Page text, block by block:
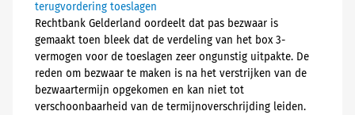
terugvordering toeslagen
Rechtbank Gelderland oordeelt dat pas bezwaar is
gemaakt toen bleek dat de verdeling van het box 3-
vermogen voor de toeslagen zeer ongunstig uitpakte. De
reden om bezwaar te maken is na het verstrijken van de
bezwaartermijn opgekomen en kan niet tot
verschoonbaarheid van de termijnoverschrijding leiden.